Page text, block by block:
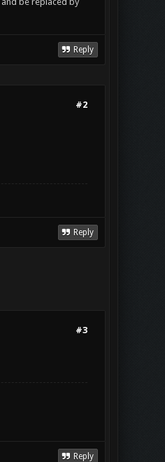
Reply
#2
Reply
#3
Reply